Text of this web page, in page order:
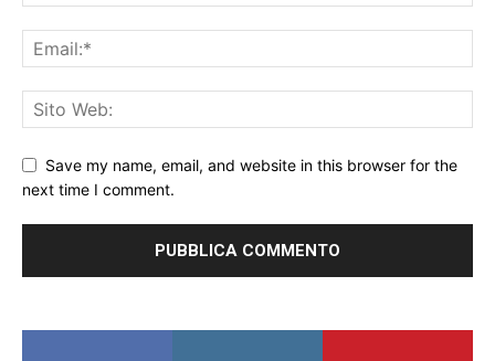
Save my name, email, and website in this browser for the
next time I comment.